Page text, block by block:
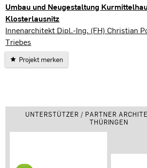
Umbau und Neugestaltung
Klosterlausnitz
Bad Klosterlausnitz
Innenarchitekt Dipl.-Ing. (FH) Christian
Triebes
Projekt merken
UNTERSTÜTZER / PARTNER
THÜRINGEN